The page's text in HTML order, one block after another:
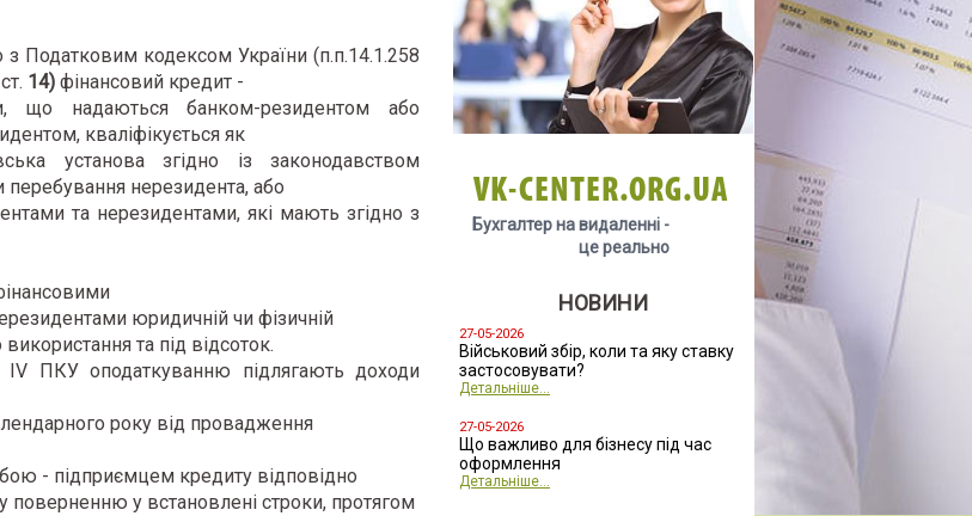
з Податковим кодексом України (п.п.14.1.258
14) фінансовий кредит -
що надаються банком-резидентом або
кваліфікується як
установа згідно із законодавством
перебування нерезидента, або
та нерезидентами, які мають згідно з
юридичній чи фізичній
та під відсоток.
IV ПКУ оподаткуванню підлягають доходи
року від провадження
- підприємцем кредиту відповідно
у встановлені строки, протягом
VK-CENTER.ORG.UA
Бухгалтер на видаленні -
це реально
НОВИНИ
27-05-2026
Військовий збір, коли та яку ставку
застосовувати?
Детальніше...
27-05-2026
Що важливо для бізнесу під час
оформлення
Детальніше...